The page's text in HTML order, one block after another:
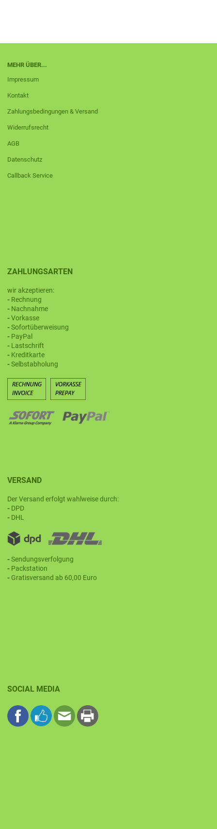
MEHR ÜBER...
Impressum
Kontakt
Zahlungsbedingungen & Versand
Widerrufsrecht
AGB
Datenschutz
Callback Service
ZAHLUNGSARTEN
wir akzeptieren:
- Rechnung
- Nachnahme
-Vorkasse
-Sofortüberweisung
- PayPal
- Lastschrift
- Kreditkarte
-Selbstabholung
VERSAND
Der Versand erfolgt wahlweise durch:
- DPD
- DHL
-Sendungsverfolgung
- Packstation
- Gratisversand ab 60,00 Euro
SOCIAL MEDIA